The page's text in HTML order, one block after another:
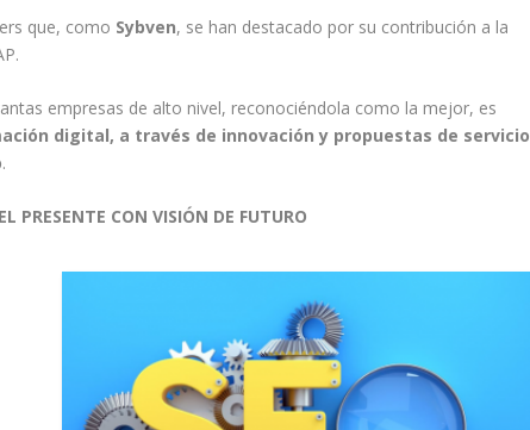
que, como Sybven, se han destacado por su contribución a la
empresas de alto nivel, reconociéndola como la mejor, es
digital, a través de innovación y propuestas de servicio
.
PRESENTE CON VISIÓN DE FUTURO